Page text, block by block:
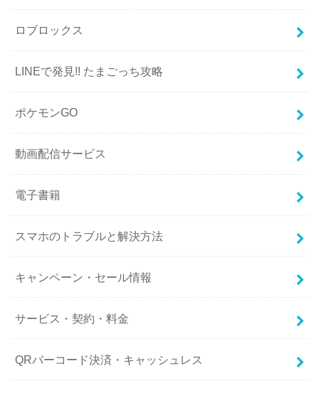
ロブロックス
LINEで発見!! たまごっち攻略
ポケモンGO
動画配信サービス
電子書籍
スマホのトラブルと解決方法
キャンペーン・セール情報
サービス・契約・料金
QRバーコード決済・キャッシュレス